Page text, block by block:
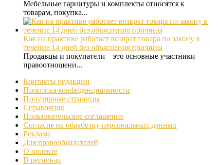
Мебельные гарнитуры и комплекты относятся к
товарам, покупка...
Как на практике работает возврат товара по закону в
течение 14 дней без объяснения причины
Продавцы и покупатели – это основные участники
правоотношени...
Контакты редакции
Политика конфиденциальности
Популярные страницы
Справочник
Пользовательское соглашение
Согласие на обработку персональных данных
Реклама
Для правообладателей
О проекте
В регионах